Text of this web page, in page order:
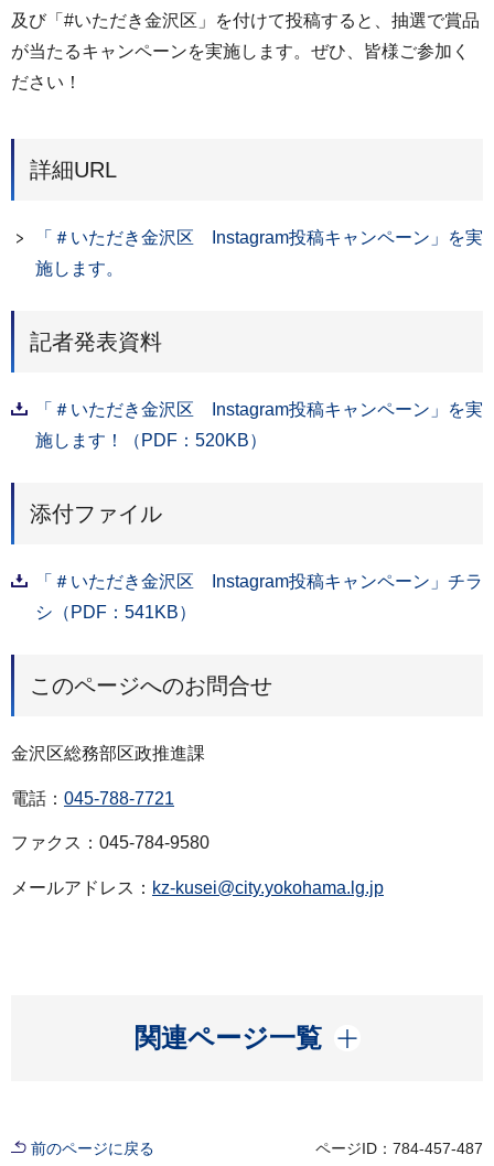
及び「#いただき金沢区」を付けて投稿すると、抽選で賞品
が当たるキャンペーンを実施します。ぜひ、皆様ご参加く
ださい！
詳細URL
「＃いただき金沢区 Instagram投稿キャンペーン」を実
施します。
記者発表資料
「＃いただき金沢区 Instagram投稿キャンペーン」を実
施します！（PDF：520KB）
添付ファイル
「＃いただき金沢区 Instagram投稿キャンペーン」チラ
シ（PDF：541KB）
このページへのお問合せ
金沢区総務部区政推進課
電話： 045-788-7721
ファクス：045-784-9580
メールアドレス： kz-kusei@city.yokohama.lg.jp
関連ページ一覧
開く
前のページに戻る ページID：784-457-487